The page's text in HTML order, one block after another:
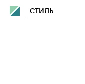
СТИЛЬ